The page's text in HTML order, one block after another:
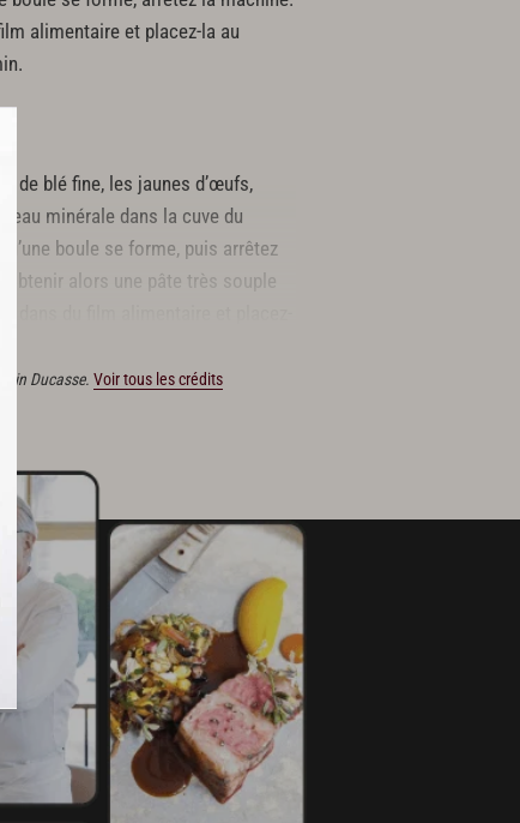
alimentaire et placez-la au
de blé fine, les jaunes d’œufs,
minérale dans la cuve du
boule se forme, puis arrêtez
alors une pâte très souple
min.
Ducasse. Voir tous les crédits